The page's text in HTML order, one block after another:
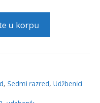
u korpu
, Sedmi razred, Udžbenici